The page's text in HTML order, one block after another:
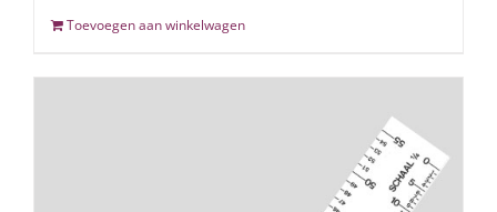
Toevoegen aan winkelwagen